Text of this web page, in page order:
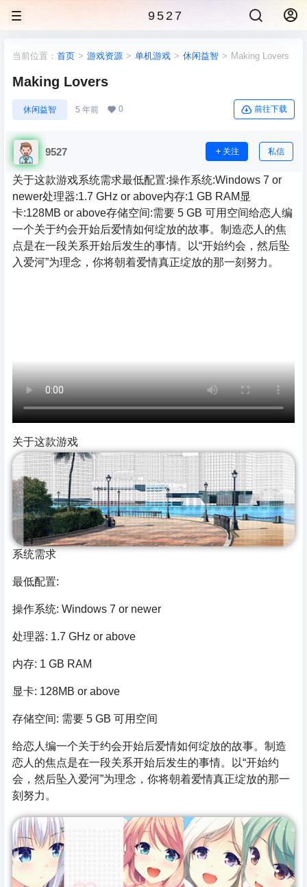
9527
当前位置： 首页 > 游戏资源 > 单机游戏 > 休闲益智 > Making Lovers
Making Lovers
休闲益智 5 年前 0 前往下载
9527 关注 私信
关于这款游戏系统需求最低配置:操作系统:Windows 7 or
newer处理器:1.7 GHz or above内存:1 GB RAM显
卡:128MB or above存储空间:需要 5 GB 可用空间给恋人编
一个关于约会开始后爱情如何绽放的故事。制造恋人的焦
点是在一段关系开始后发生的事情。以“开始约会，然后坠
入爱河”为理念，你将朝着爱情真正绽放的那一刻努力。
关于这款游戏
系统需求
最低配置:
操作系统: Windows 7 or newer
处理器: 1.7 GHz or above
内存: 1 GB RAM
显卡: 128MB or above
存储空间: 需要 5 GB 可用空间
给恋人编一个关于约会开始后爱情如何绽放的故事。制造
恋人的焦点是在一段关系开始后发生的事情。以“开始约
会，然后坠入爱河”为理念，你将朝着爱情真正绽放的那一
刻努力。